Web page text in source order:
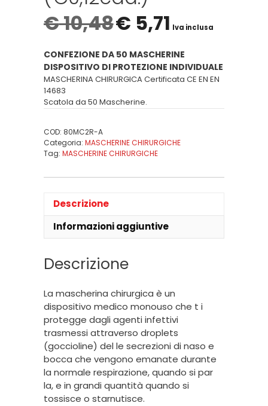
€10,48€ 5,71 Iva inclusa
CONFEZIONE DA 50 MASCHERINE
DISPOSITIVO DI PROTEZIONE INDIVIDUALE
MASCHERINA CHIRURGICA Certificata CE EN EN
14683
Scatola da 50 Mascherine.
COD: 80MC2R-A
Categoria: MASCHERINE CHIRURGICHE
Tag: MASCHERINE CHIRURGICHE
Descrizione
Informazioni aggiuntive
Descrizione
La mascherina chirurgica è un
dispositivo medico monouso che t i
protegge dagli agenti infettivi
trasmessi attraverso droplets
(goccioline) del le secrezioni di naso e
bocca che vengono emanate durante
la normale respirazione, quando si par
la, e in grandi quantità quando si
tossisce o starnutisce.